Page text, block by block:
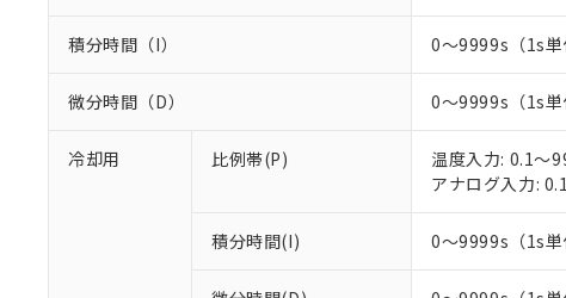
積分時間（I） 0～9999s（1s単
微分時間（D） 0～9999s（1s単
冷却用 比例帯(P)
温度入力: 0.1～
アナログ入力:
積分時間(I) 0～9999s（1s単
※本証明書は発行日
また、RoHS指令の
混在することから備
既に当社にて対応品
り割愛しております。